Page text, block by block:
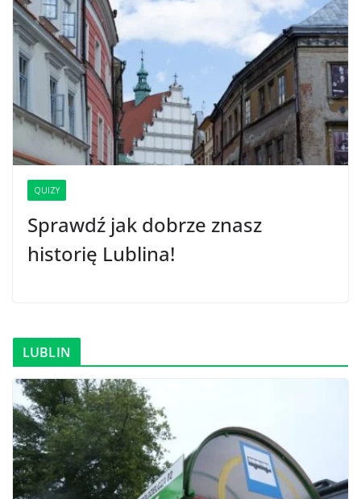
QUIZY
Sprawdź jak dobrze znasz
historię Lublina!
LUBLIN